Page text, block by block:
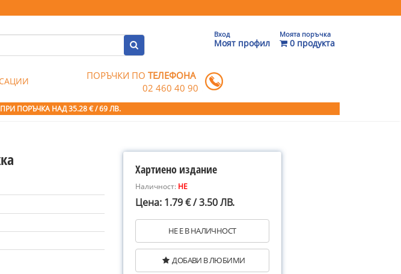
Вход
Моят профил
Моята поръчка
0 продукта
ПОРЪЧКИ ПОТЕЛЕФОНА
02 460 40 90
ПОРЪЧКА НАД 35.28 € / 69 ЛВ.
Хартиено издание
Наличност: НЕ
Цена: 1.79 € / 3.50 ЛВ.
НЕ Е В НАЛИЧНОСТ
ДОБАВИ В ЛЮБИМИ